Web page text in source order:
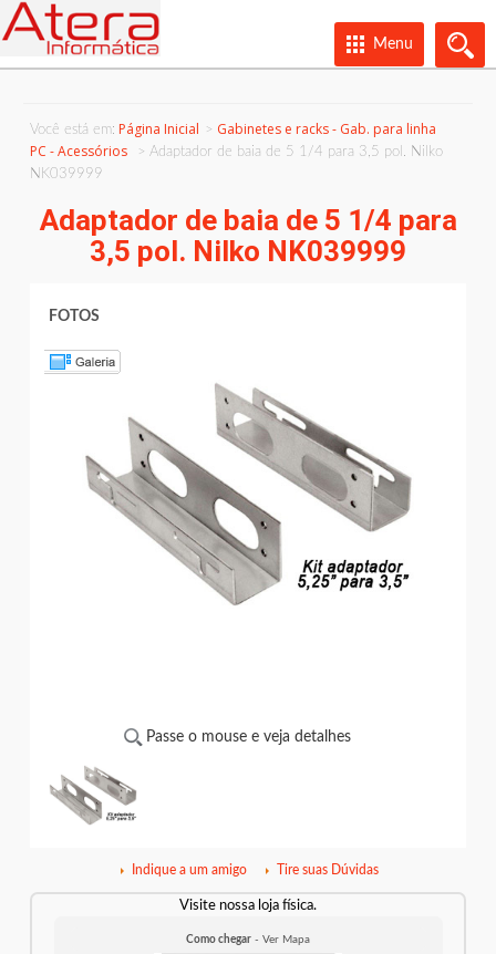
Menu
Você está em: Página Inicial
Gabinetes e racks - Gab. para linha
PC - Acessórios
Adaptador de baia de 5 1/4 para 3,5 pol. Nilko
NK039999
Adaptador de baia de 5 1/4 para
3,5 pol. Nilko NK039999
FOTOS
Passe o mouse e veja detalhes
Indique a um amigo Tire suas Dúvidas
Visite nossa loja física.
Como chegar - Ver Mapa